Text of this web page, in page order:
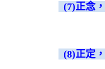
(7)正念
(8)正定